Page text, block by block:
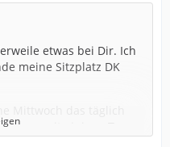
etwas bei Dir. Ich
meine Sitzplatz DK
nun seit einigen Tagen